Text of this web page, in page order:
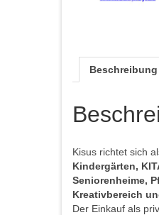
Beschreibung
Kisus richtet sich
Kindergärten,
Seniorenheime,
Kreativbereich
Der Einkauf als